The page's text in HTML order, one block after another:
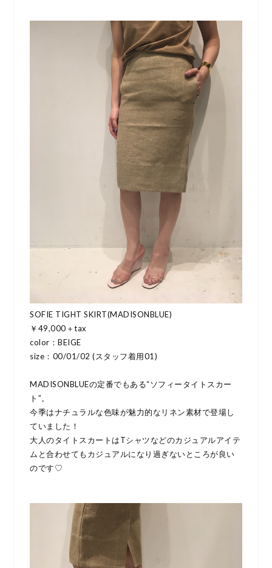
SOFIE TIGHT SKIRT(MADISONBLUE)
￥49,000＋tax
color：BEIGE
size：00/01/02 (スタッフ着用01)
MADISONBLUEの定番でもある“ソフィータイトスカー
ト”。
今季はナチュラルな色味が魅力的なリネン素材で登場し
ていました！
大人のタイトスカートはTシャツなどのカジュアルアイテ
ムと合わせてもカジュアルになり過ぎないところが良い
のです♡